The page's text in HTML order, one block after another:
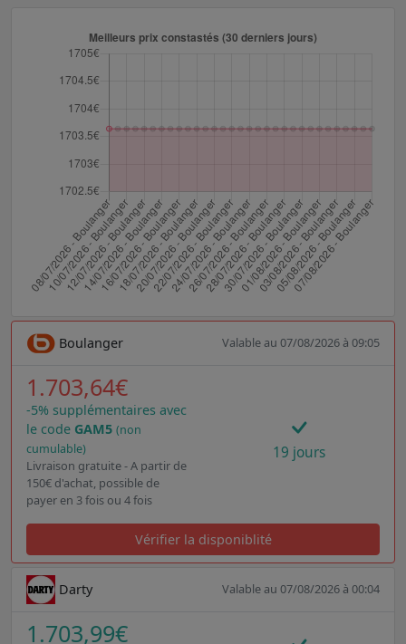
Boulanger Valable au 07/08/2026 à 09:05
1.703,64€
-5% supplémentaires avec
le code GAM5 (non
cumulable)
Livraison gratuite - A partir de
150€ d'achat, possible de
payer en 3 fois ou 4 fois
19 jours
Vérifier la disponiblité
Darty Valable au 07/08/2026 à 00:04
1.703,99€